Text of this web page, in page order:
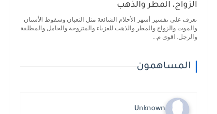
الزواج، المطر والذهب
تعرف على تفسير أشهر الأحلام الشائعة مثل الثعبان وسقوط الأسنان
والموت والزواج والمطر والذهب للعزباء والمتزوجة والحامل والمطلقة
والرجل. اقوى م...
المساهمون
Unknown